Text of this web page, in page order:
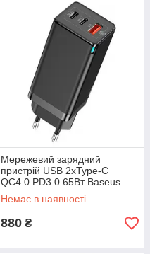
Мережевий зарядний
пристрій USB 2xType-C
QC4.0 PD3.0 65Вт Baseus
GaN3 Pro
Немає в наявності
880 ₴